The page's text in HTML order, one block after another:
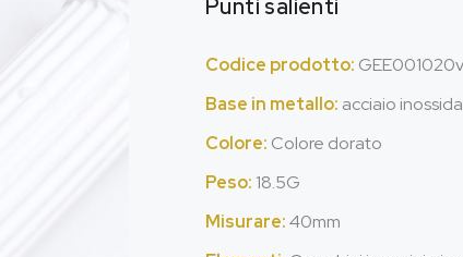
Punti salienti
Codice prodotto:
Base in metallo: acciaio
Colore: Colore dorato
Peso: 18.5G
Misurare:40mm